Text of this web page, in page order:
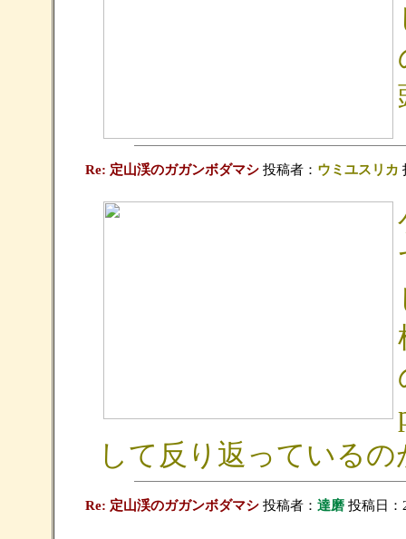
Re: 定山渓のガガンボダマシ投稿者： ウミユスリカ
して反り返っている
Re: 定山渓のガガンボダマシ投稿者： 達磨 投稿日：